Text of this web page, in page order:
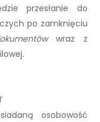
przesłanie do
po zamknięciu
wraz z
osobowość